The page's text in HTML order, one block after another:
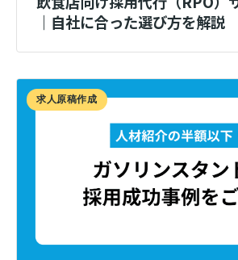
｜自社に合った選び方を解説
求人原稿作成